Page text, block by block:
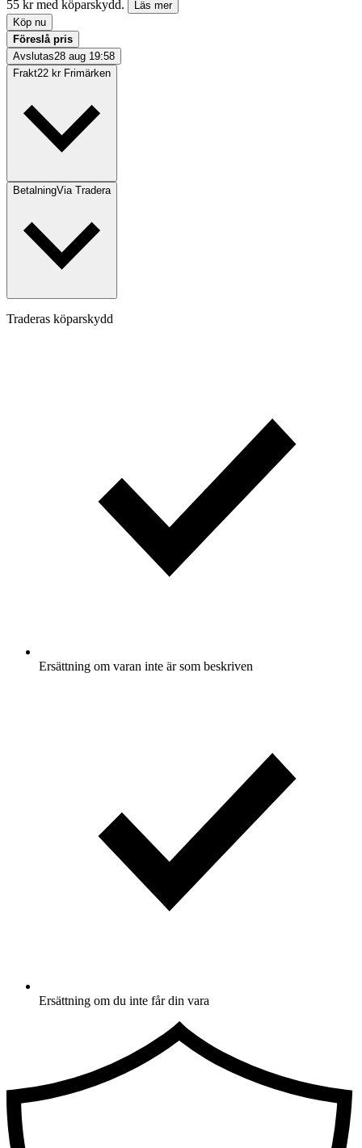
55 kr med köparskydd.
Läs mer
Köp nu
Föreslå pris
Avslutas28 aug 19:58
Frakt22 kr Frimärken
BetalningVia Tradera
Traderas köparskydd
Ersättning om varan inte är som beskriven
Ersättning om du inte får din vara